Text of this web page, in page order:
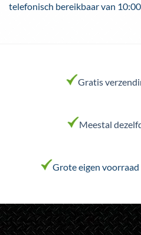
telefonisch bereikbaar van
Gratis
Meestal
Grote eigen voorraad